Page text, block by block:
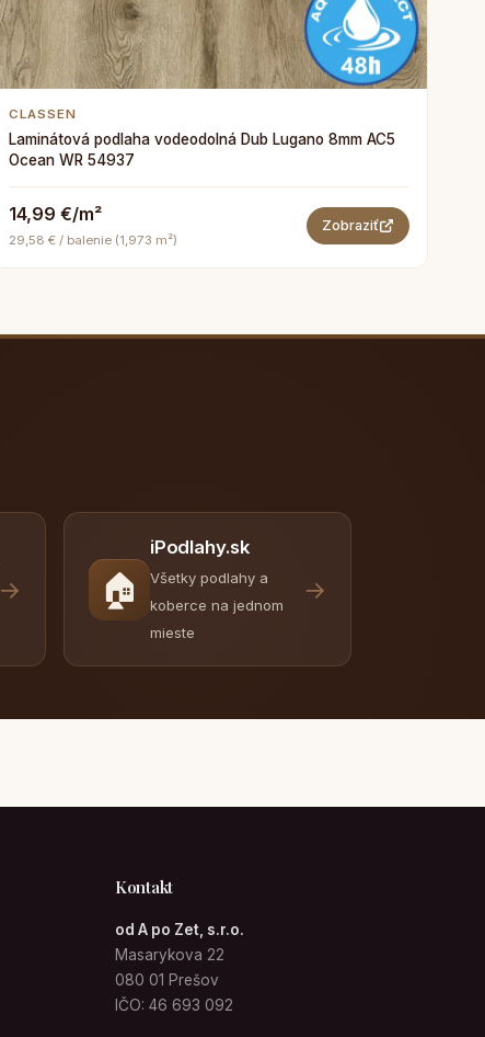
CLASSEN
Laminátová podlaha vodeodolná Dub Lugano 8mm AC5
Ocean WR 54937
14,99 €/m²
29,58 € / balenie (1,973 m²)
Zobraziť
→ 🏠
iPodlahy.sk
Všetky podlahy a
koberce na jednom
mieste
→
Kontakt
od A po Zet, s.r.o.
Masarykova 22
080 01 Prešov
IČO: 46 693 092